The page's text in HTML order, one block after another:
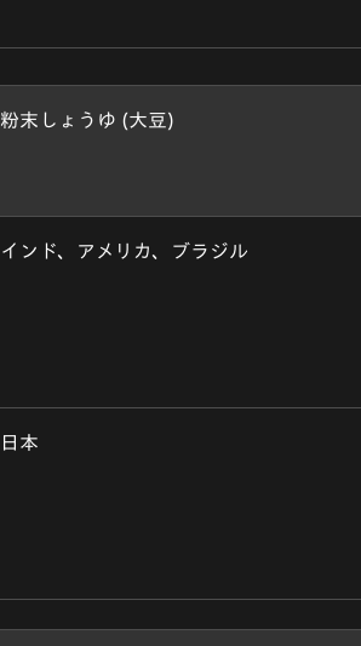
粉末しょうゆ (大豆)
インド、アメリカ、ブラジル
日本